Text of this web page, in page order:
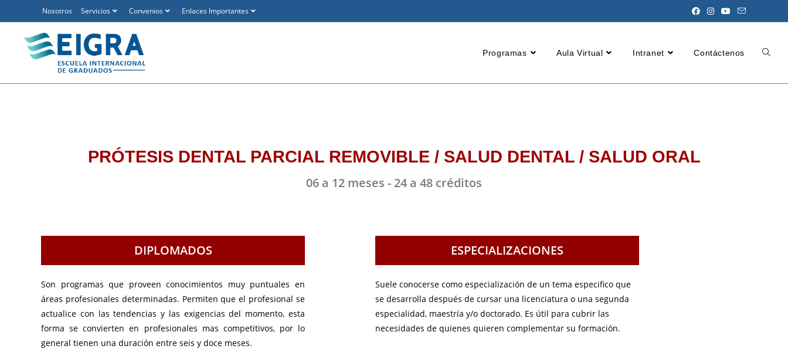
Nosotros Servicios Convenios Enlaces Importantes
Programas Aula Virtual Intranet Contáctenos
PRÓTESIS DENTAL PARCIAL REMOVIBLE / SALUD DENTAL / SALUD ORAL
06 a 12 meses - 24 a 48 créditos
DIPLOMADOS
Son programas que proveen conocimientos muy puntuales en
áreas profesionales determinadas. Permiten que el profesional se
actualice con las tendencias y las exigencias del momento, esta
forma se convierten en profesionales mas competitivos, por lo
general tienen una duración entre seis y doce meses.
ESPECIALIZACIONES
Suele conocerse como especialización de un tema especifico que
se desarrolla después de cursar una licenciatura o una segunda
especialidad, maestría y/o doctorado. Es útil para cubrir las
necesidades de quienes quieren complementar su formación.